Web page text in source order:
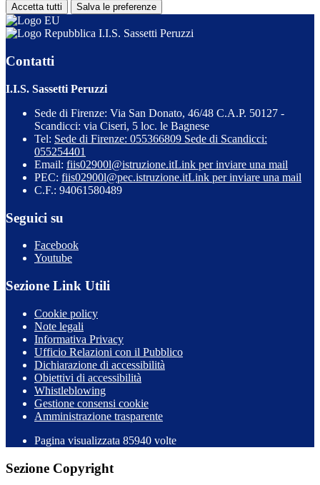
Accetta tutti Salva le preferenze
I.I.S. Sassetti Peruzzi
Contatti
I.I.S. Sassetti Peruzzi
Sede di Firenze: Via San Donato, 46/48 C.A.P. 50127 -
Scandicci: via Ciseri, 5 loc. le Bagnese
Tel: Sede di Firenze: 055366809 Sede di Scandicci:
055254401
Email: fiis02900l@istruzione.itLink per inviare una mail
PEC: fiis02900l@pec.istruzione.itLink per inviare una mail
C.F.: 94061580489
Seguici su
Facebook
Youtube
Sezione Link Utili
Cookie policy
Note legali
Informativa Privacy
Ufficio Relazioni con il Pubblico
Dichiarazione di accessibilità
Obiettivi di accessibilità
Whistleblowing
Gestione consensi cookie
Amministrazione trasparente
Pagina visualizzata 85940 volte
Sezione Copyright